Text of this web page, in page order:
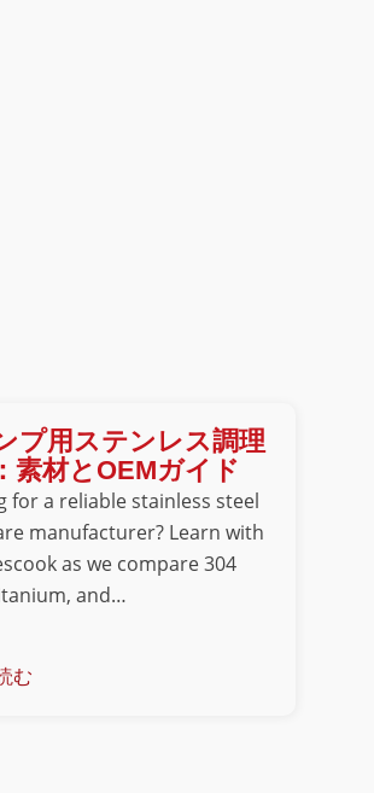
プ用ステンレス調理
素材とOEMガイド
for a reliable stainless steel
manufacturer? Learn with
as we compare 304
and…
む